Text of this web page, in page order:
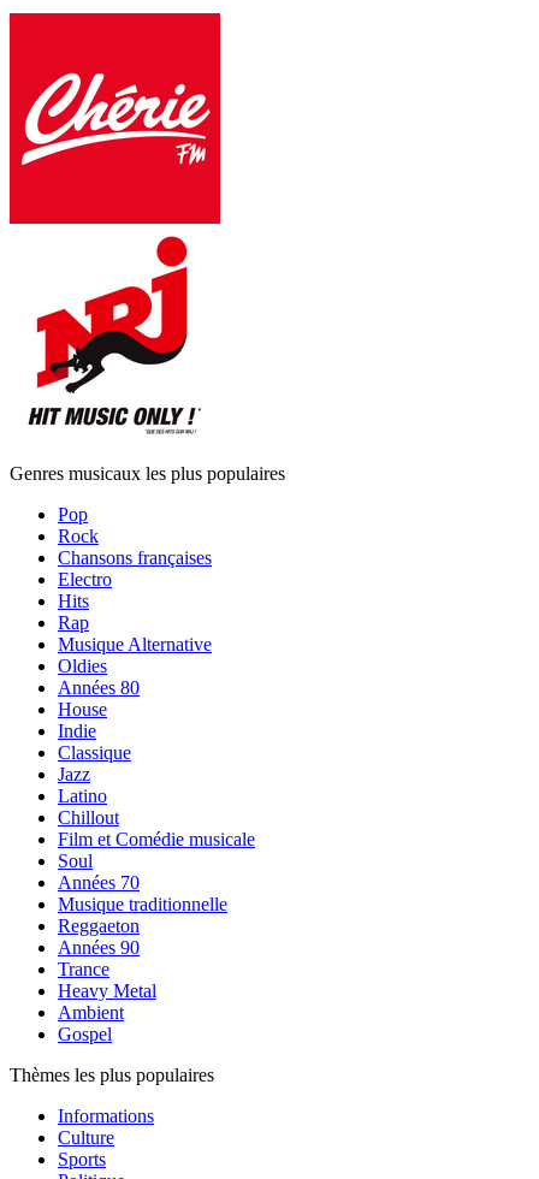
Genres musicaux les plus populaires
Pop
Rock
Chansons françaises
Electro
Hits
Rap
Musique Alternative
Oldies
Années 80
House
Indie
Classique
Jazz
Latino
Chillout
Film et Comédie musicale
Soul
Années 70
Musique traditionnelle
Reggaeton
Années 90
Trance
Heavy Metal
Ambient
Gospel
Thèmes les plus populaires
Informations
Culture
Sports